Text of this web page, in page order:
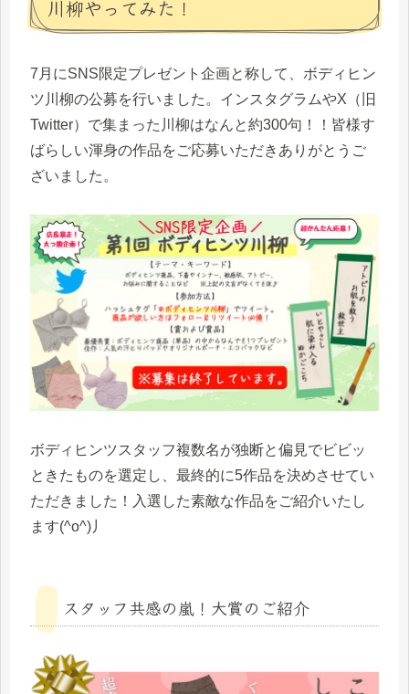
川柳やってみた！
7月にSNS限定プレゼント企画と称して、ボディヒン
ツ川柳の公募を行いました。インスタグラムやX（旧
Twitter）で集まった川柳はなんと約300句！！皆様す
ばらしい渾身の作品をご応募いただきありがとうご
ざいました。
ボディヒンツスタッフ複数名が独断と偏見でビビッ
ときたものを選定し、最終的に5作品を決めさせてい
ただきました！入選した素敵な作品をご紹介いたし
ます(^o^)丿
スタッフ共感の嵐！大賞のご紹介